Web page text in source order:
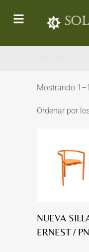
Mostrando
Ordenar por
NUEVA
ERNEST /